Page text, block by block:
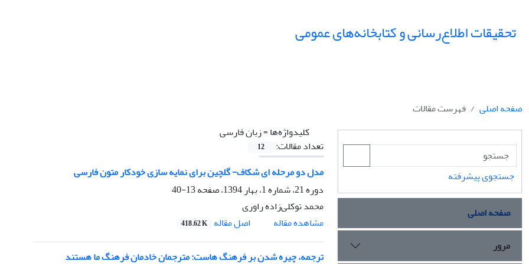
تحقیقات اطلاع‌رسانی و کتابخانه‌های عمومی
صفحه اصلی
فهرست مقالات
کلیدواژه‌ها =زبان فارسی
تعداد مقالات:
12
مدل دو مرحله ای شکاف- گلچین برای نمایه سازی خودکار متون فارسی
دوره 21، شماره 1، بهار 1394، صفحه
13-40
محمد توکلی‌زاده راوری
مشاهده مقاله
اصل مقاله 418.62 K
ترجمه، چیره شدن بر فرهنگ هاست: مترجمان خادمان فرهنگ ما هستند
جستجوی پیشرفته
صفحه اصلی
مرور